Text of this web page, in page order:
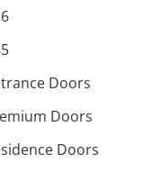
Doors
Doors
Doors